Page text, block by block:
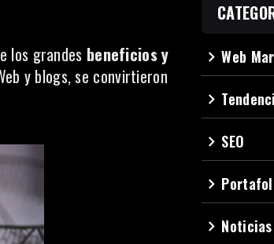
los grandes beneficios y
y blogs, se convirtieron
navigate_nextWeb
navigate_next
navigate_next SEO
navigate_next
navigate_next Noticias